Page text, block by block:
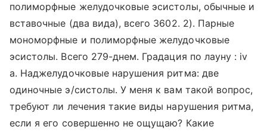
полиморфные желудочковые эсистолы, обычные и
вставочные (два вида), всего 3602. 2). Парные
мономорфные и полиморфные желудочковые
эсистолы. Всего 279-днем. Градация по лауну : iv
а. Наджелудочковые нарушения ритма: две
одиночные э/систолы. У меня к вам такой вопрос,
требуют ли лечения такие виды нарушения ритма,
если я его совершенно не ощущаю? Какие